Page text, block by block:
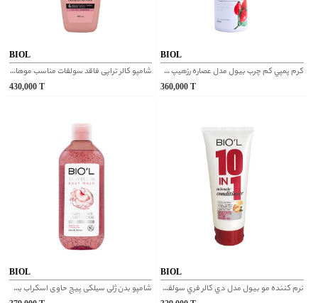
BIOL
شامپو کالر تراپی فاقد سولفات مناسب موهای رنگ شده بیول
430,000
BIOL
كرم پمپي كم چرب بیول مدل عصاره رزهيپ و آووكادو
360,000
BIOL
شامپو بدن ژلی سیلکی پیچ حاوی اسکراب بیول
BIOL
نرم كننده مو بیول مدل دي كالر فري سولفات